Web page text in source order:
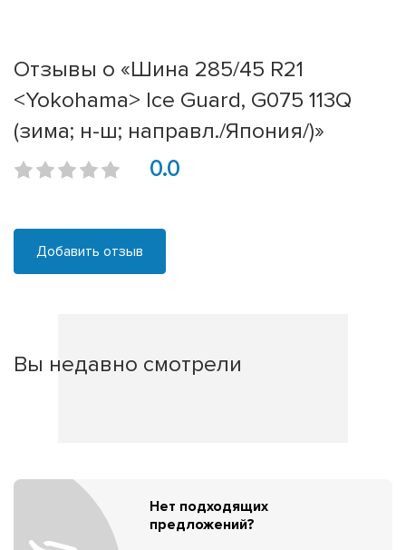
Отзывы о «Шина 285/45 R21
<Yokohama> Ice Guard, G075 113Q
(зима; н-ш; направл./Япония/)»
0.0
Добавить отзыв
Вы недавно смотрели
Нет подходящих
предложений?